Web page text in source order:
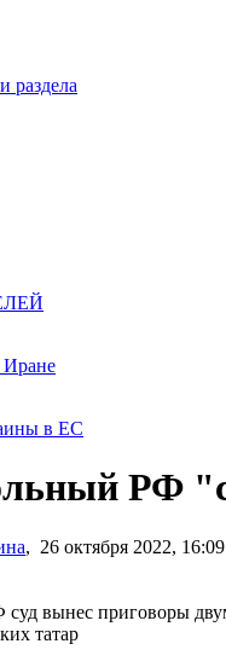
раздела
в ЕС
РФ
, 26 октября 2022, 16:09
татар